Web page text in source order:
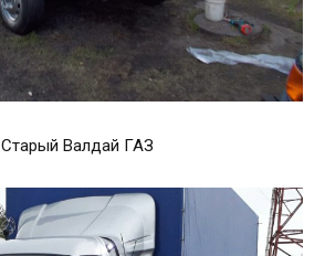
Старый Валдай ГАЗ